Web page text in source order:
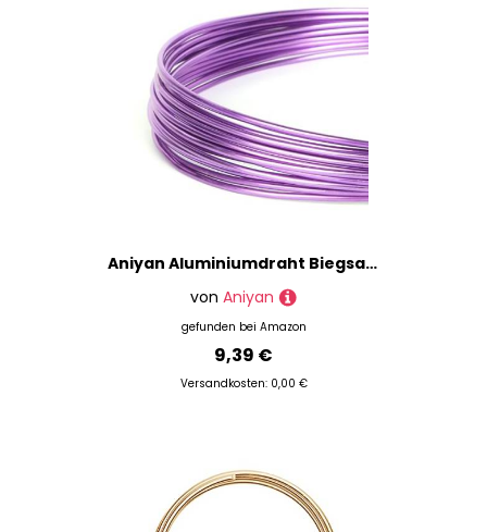
Aniyan Aluminiumdraht Biegsam Weicher Basteldraht Schmuckdraht Für Bonsai Modellieren DIY Handwerk Schmuckherstellung (1.5mmx5m Lila)
von Aniyan
gefunden bei Amazon
9,39 €
Versandkosten: 0,00 €